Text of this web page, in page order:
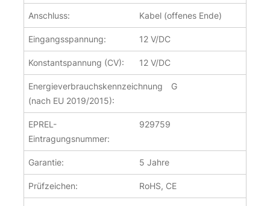
Anschluss: Kabel (offenes Ende)
Eingangsspannung: 12 V/DC
Konstantspannung (CV): 12 V/DC
Energieverbrauchskennzeichnung
(nach EU 2019/2015):
G
EPREL-
Eintragungsnummer:
929759
Garantie: 5 Jahre
Prüfzeichen: RoHS, CE